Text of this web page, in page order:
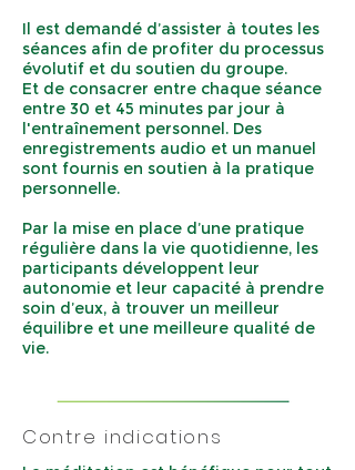
Il est demandé d’assister à toutes les
séances afin de profiter du processus
évolutif et du soutien du groupe.
Et de consacrer entre chaque séance
entre 30 et 45 minutes par jour à
l'entraînement personnel. Des
enregistrements audio et un manuel
sont fournis en soutien à la pratique
personnelle.
Par la mise en place d’une pratique
régulière dans la vie quotidienne, les
participants développent leur
autonomie et leur capacité à prendre
soin d’eux, à trouver un meilleur
équilibre et une meilleure qualité de
vie.
Contre indications